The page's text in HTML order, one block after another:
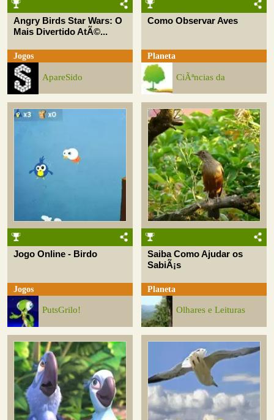
Angry Birds Star Wars: O
Mais Divertido AtÃ©...
Jogos
ApareSido
Como Observar Aves
Planeta
CiÃªncias da
Jogo Online - Birdo
Jogos
PutsGrilo!
Saiba Como Ajudar os
SabiÃ¡s
Planeta
Olhares e Leituras